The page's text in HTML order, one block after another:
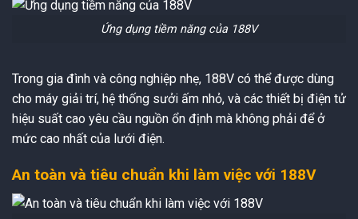
Ứng dụng tiềm năng của 188V
Trong gia đình và công nghiệp nhẹ, 188V có thể được dùng
cho máy giải trí, hệ thống sưởi ấm nhỏ, và các thiết bị điện tử
hiệu suất cao yêu cầu nguồn ổn định mà không phải để ở
mức cao nhất của lưới điện.
An toàn và tiêu chuẩn khi làm việc với 188V